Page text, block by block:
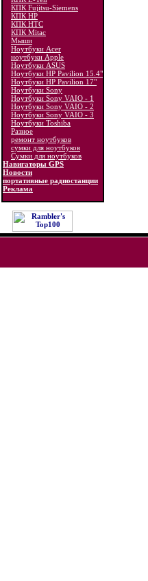
КПК Fujitsu-Siemens
КПК HP
КПК HTC
КПК Mitac
Мыши
Ноутбуки Acer
ноутбуки Apple
Ноутбуки ASUS
Ноутбуки HP Pavilion 15.4"
Ноутбуки HP Pavilion 17"
Ноутбуки Sony
Ноутбуки Sony VAIO - 1
Ноутбуки Sony VAIO - 2
Ноутбуки Sony VAIO - 3
Ноутбуки Toshiba
Разное
ремонт ноутбуков
сумки для ноутбуков
Сумки для ноутбуков
Навигаторы GPS
Новости
портативные радиостанции
Реклама